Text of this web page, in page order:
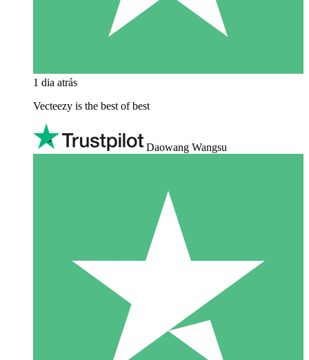
1 dia atrás
Vecteezy is the best of best
Daowang Wangsu